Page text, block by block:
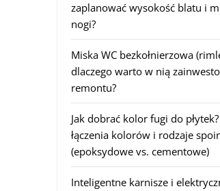
zaplanować wysokość blatu i
nogi?
Miska WC bezkołnierzowa
dlaczego warto w nią
remontu?
Jak dobrać kolor fugi do
łączenia kolorów i rodzaje
(epoksydowe vs. cementowe)
Inteligentne karnisze i